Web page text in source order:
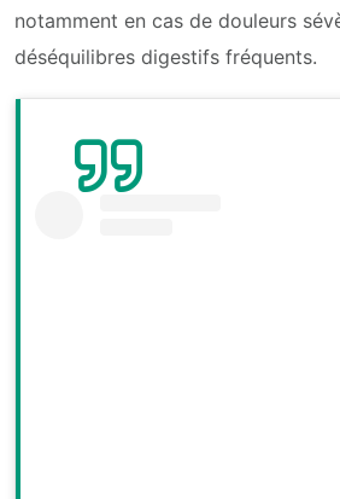
notamment en cas de douleurs
déséquilibres digestifs fréquents.